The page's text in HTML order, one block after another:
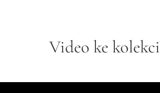
Video ke kolekci